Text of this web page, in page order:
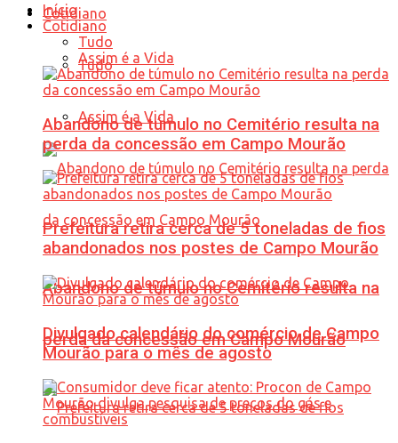
Cotidiano
Tudo
Assim é a Vida
Abandono de túmulo no Cemitério resulta na
perda da concessão em Campo Mourão
Início
Cotidiano
Tudo
Assim é a Vida
Abandono de túmulo no Cemitério resulta na
perda da concessão em Campo Mourão
Prefeitura retira cerca de 5 toneladas de fios
abandonados nos postes de Campo Mourão
Divulgado calendário do comércio de Campo
Mourão para o mês de agosto